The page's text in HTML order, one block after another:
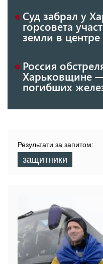
Суд забрал у
горсовета
земли в центре
Россия
Харьковщине
погибших
Результати за запитом:
защитники